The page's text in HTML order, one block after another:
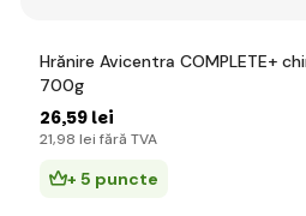
Hrănire Avicentra COMPLETE+
700g
26,59 lei
21,98 lei fără TVA
+ 5 puncte